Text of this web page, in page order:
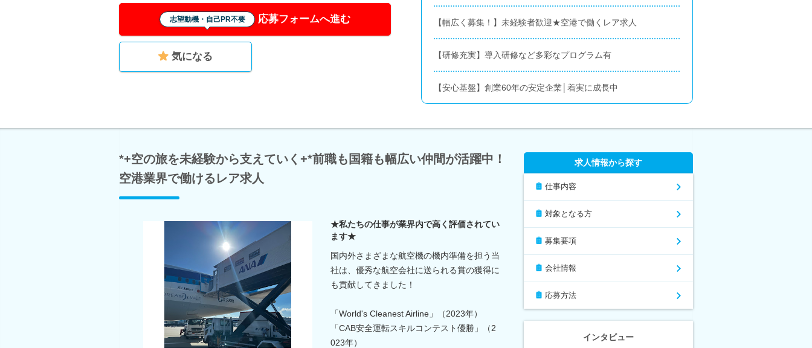
志望動機・自己PR不要 応募フォームへ進む
気になる
【幅広く募集！】未経験者歓迎★空港で働くレア求人
【研修充実】導入研修など多彩なプログラム有
【安心基盤】創業60年の安定企業│着実に成長中
*+空の旅を未経験から支えていく+*前職も国籍も幅広い仲間が活躍中！
空港業界で働けるレア求人
★私たちの仕事が業界内で高く評価されてい
ます★
国内外さまざまな航空機の機内準備を担う当
社は、優秀な航空会社に送られる賞の獲得に
も貢献してきました！
「World's Cleanest Airline」（2023年）
「CAB安全運転スキルコンテスト優勝」（2
023年）
求人情報から探す
仕事内容
対象となる方
募集要項
会社情報
応募方法
インタビュー